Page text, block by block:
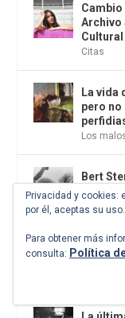
Archivo
Citas
La vida
pero no
Los
Bert
Marilyn
Cine,
El
lírico
Privacidad y cookies:
por él, aceptas su uso.
Para obtener más
consulta: Política